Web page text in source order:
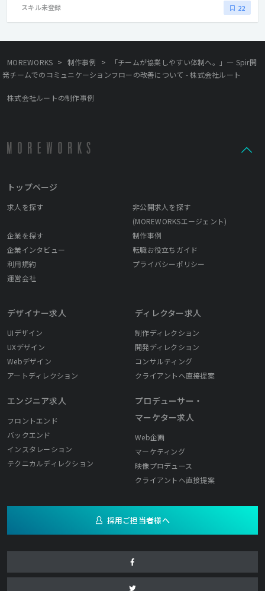
スキル未登録 22
MOREWORKS > 制作事例 >
「チームが協業しやすい体制へ。」— Spir開
発チームでのコミュニケーションフローの改善について - 株式会社ルート
株式会社ルートの制作事例
トップページ
求人を探す
非公開求人を探す
(MOREWORKSエージェント)
企業を探す
制作事例
企業インタビュー
転職お役立ちガイド
利用規約
プライバシーポリシー
運営会社
デザイナー求人
UIデザイン
UXデザイン
Webデザイン
アートディレクション
エンジニア求人
フロントエンド
バックエンド
インスタレーション
テクニカルディレクション
ディレクター求人
制作ディレクション
開発ディレクション
コンサルティング
クライアントへ直接提案
プロデューサー・
マーケター求人
Web企画
マーケティング
映像プロデュース
クライアントへ直接提案
採用ご担当者様へ